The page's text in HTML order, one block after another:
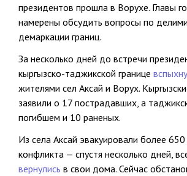
президентов прошла в Ворухе. Главы
намерены обсудить вопросы по
демаркации границ.
За несколько дней до встречи
кыргызско-таджикской границе
жителями сел Аксай и Ворух.
заявили о 17 пострадавших, а
погибшем и 10 раненых.
Из села Аксай эвакуировали более
конфликта — спустя несколько дней,
вернулись в свои дома. Сейчас